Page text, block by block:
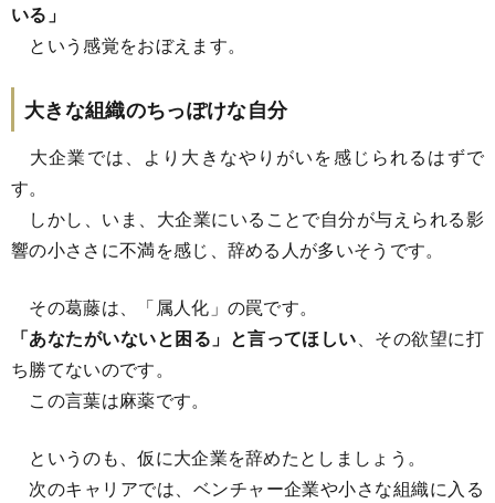
いる」
という感覚をおぼえます。
大きな組織のちっぽけな自分
大企業では、より大きなやりがいを感じられるはずで
す。
しかし、いま、大企業にいることで自分が与えられる影
響の小ささに不満を感じ、辞める人が多いそうです。
その葛藤は、「属人化」の罠です。
「あなたがいないと困る」と言ってほしい、その欲望に打
ち勝てないのです。
この言葉は麻薬です。
というのも、仮に大企業を辞めたとしましょう。
次のキャリアでは、ベンチャー企業や小さな組織に入る